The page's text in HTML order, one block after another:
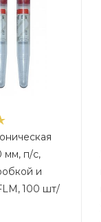
мм, п/с,
и
100 шт/